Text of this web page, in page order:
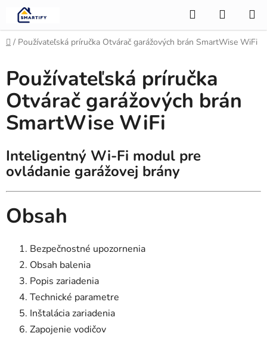
Prejsť
obsah
Hľadať
KOŠÍK
Domov
/ Používateľská príručka Otvárač garážových brán SmartWise WiFi
Používateľská príručka
Otvárač garážových brán
SmartWise WiFi
Inteligentný Wi-Fi modul pre
ovládanie garážovej brány
Obsah
Bezpečnostné upozornenia
Obsah balenia
Popis zariadenia
Technické parametre
Inštalácia zariadenia
Zapojenie vodičov